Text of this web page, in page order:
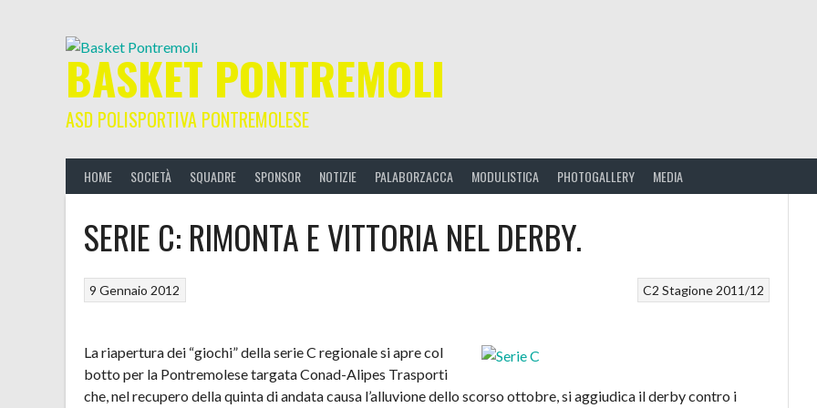
BASKET PONTREMOLI
ASD POLISPORTIVA PONTREMOLESE
HOME SOCIETÀ SQUADRE SPONSOR NOTIZIE PALABORZACCA MODULISTICA PHOTOGALLERY MEDIA
SERIE C: RIMONTA E VITTORIA NEL DERBY.
C2 Stagione 2011/12
9 Gennaio 2012
La riapertura dei “giochi” della serie C regionale si apre col
botto per la Pontremolese targata Conad-Alipes Trasporti
che, nel recupero della quinta di andata causa l’alluvione dello scorso ottobre, si aggiudica il derby contro i